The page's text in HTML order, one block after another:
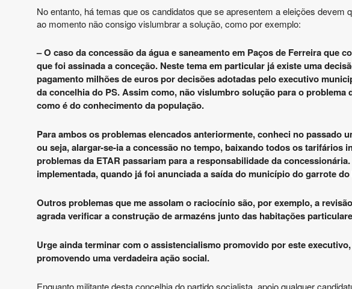
No entanto, há temas que os candidatos que se apresentem a eleições
ao momento não consigo vislumbrar a solução, como por exemplo:
– O caso da concessão da água e saneamento em Paços de Ferreira que
que foi assinada a conceção. Neste tema em particular já existe uma
pagamento milhões de euros por decisões adotadas pelo executivo
da concelhia do PS. Assim como, não vislumbro solução para o
como é do conhecimento da população.
Para ambos os problemas elencados anteriormente, conheci no passado
ou seja, alargar-se-ia a concessão no tempo, baixando todos os
problemas da ETAR passariam para a responsabilidade da
implementada, quando já foi anunciada a saída do município do garrote
Outros problemas que me assolam o raciocínio são, por exemplo, a
agrada verificar a construção de armazéns junto das habitações
Urge ainda terminar com o assistencialismo promovido por este
promovendo uma verdadeira ação social.
Enquanto militante desta concelhia do partido socialista, apoio qualquer